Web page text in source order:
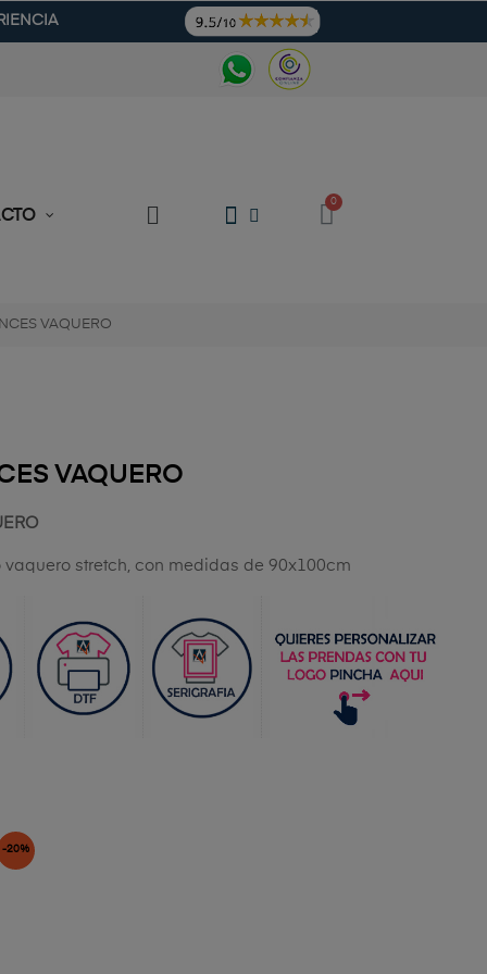
VAQUERO
VAQUERO
stretch, con medidas de 90x100cm
-20%